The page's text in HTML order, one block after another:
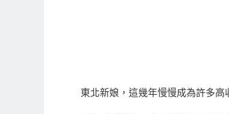
東北新娘，這幾年慢慢成為許多高